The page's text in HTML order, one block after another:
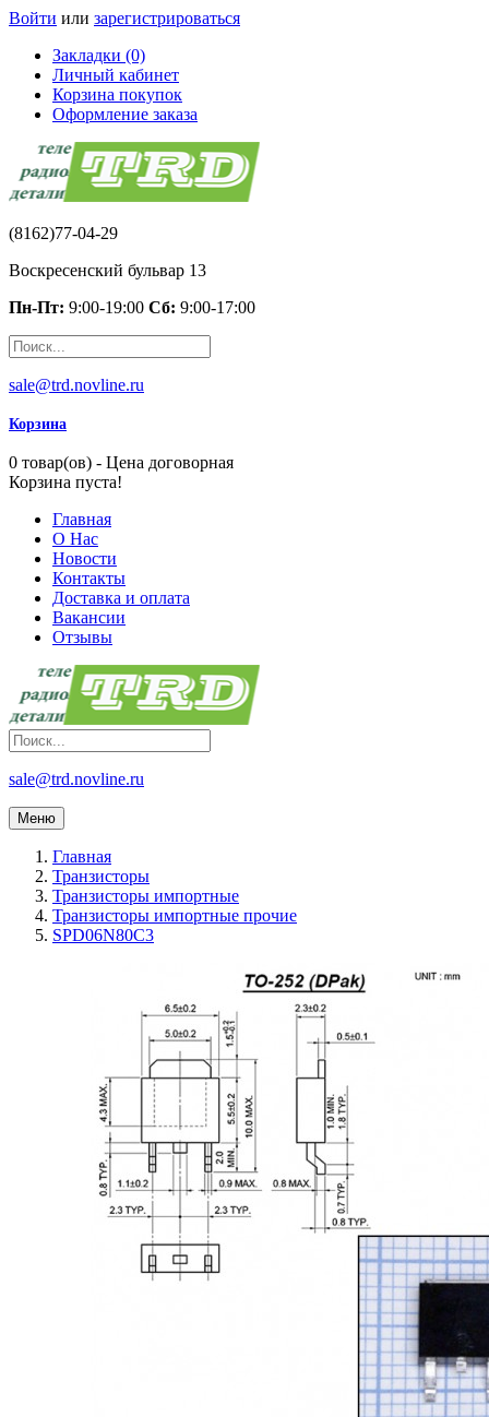
Войти или зарегистрироваться
Закладки (0)
Личный кабинет
Корзина покупок
Оформление заказа
(8162)77-04-29
Воскресенский бульвар 13
Пн-Пт: 9:00-19:00 Сб: 9:00-17:00
sale@trd.novline.ru
Корзина
0 товар(ов) - Цена договорная
Корзина пуста!
Главная
О Нас
Новости
Контакты
Доставка и оплата
Вакансии
Отзывы
sale@trd.novline.ru
Меню
Главная
Транзисторы
Транзисторы импортные
Транзисторы импортные прочие
SPD06N80C3